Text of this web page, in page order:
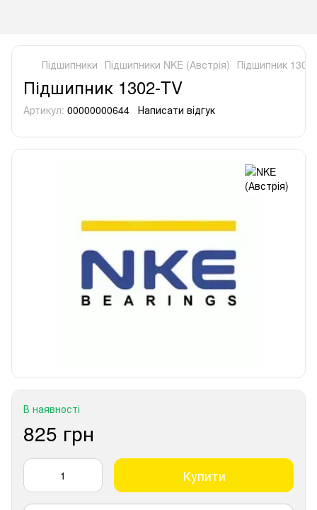
Підшипники Підшипники NKE (Австрія) Підшипник
Підшипник 1302-TV
Артикул: 00000000644 Написати відгук
В наявності
825 грн
Купити